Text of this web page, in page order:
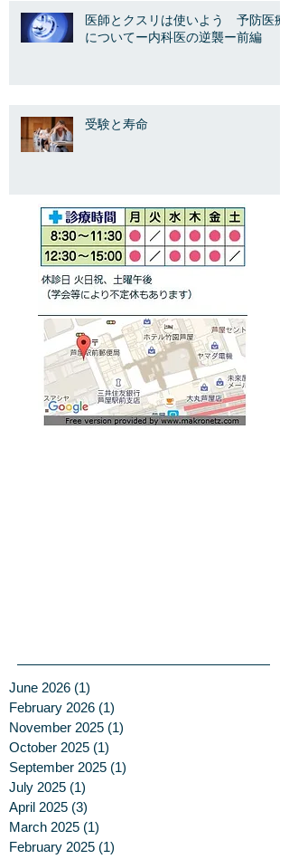
医師とクスリは使いよう 予防医療
についてー内科医の逆襲ー前編
受験と寿命
June 2026 (1)
February 2026 (1)
November 2025 (1)
October 2025 (1)
September 2025 (1)
July 2025 (1)
April 2025 (3)
March 2025 (1)
February 2025 (1)